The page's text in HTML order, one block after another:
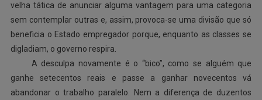
velha tática de anunciar alguma vantagem para uma categoria
sem contemplar outras e, assim, provoca-se uma divisão que só
beneficia o Estado empregador porque, enquanto as classes se
digladiam, o governo respira.
A desculpa novamente é o “bico”, como se alguém que
ganhe setecentos reais e passe a ganhar novecentos vá
abandonar o trabalho paralelo. Nem a diferença de duzentos